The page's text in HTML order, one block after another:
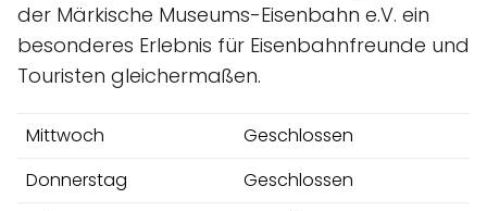
der Märkische Museums-Eisenbahn e.V. ein
besonderes Erlebnis für Eisenbahnfreunde und
Touristen gleichermaßen.
Mittwoch
Geschlossen
Donnerstag
Geschlossen